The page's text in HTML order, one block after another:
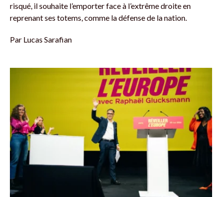
risqué, il souhaite l’emporter face à l’extrême droite en
reprenant ses totems, comme la défense de la nation.
Par Lucas Sarafian